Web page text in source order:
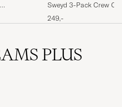
Sweyd 3-Pack Crew
White
249,-
PLUS